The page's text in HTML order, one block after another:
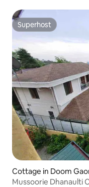
Superhost
Superhost
Cottage in Doom